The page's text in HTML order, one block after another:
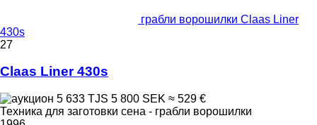
грабли ворошилки Claas Liner
430s
27
Claas Liner 430s
5 633 TJS 5 800 SEK ≈ 529 €
Техника для заготовки сена - грабли ворошилки